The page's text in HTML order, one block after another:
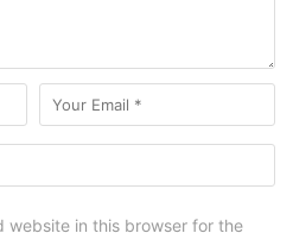
website in this browser for the